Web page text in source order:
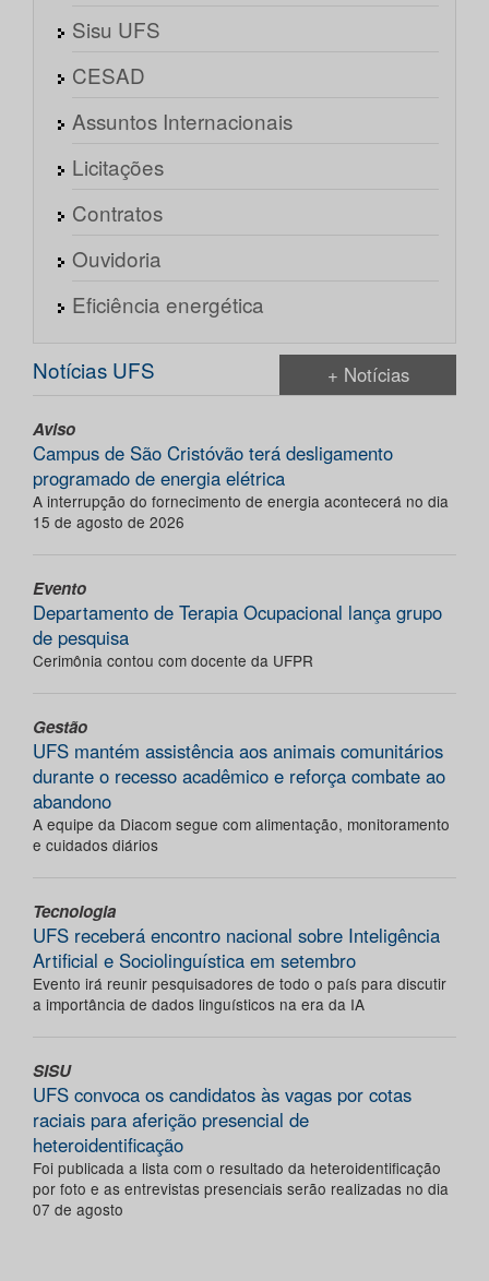
Sisu UFS
CESAD
Assuntos Internacionais
Licitações
Contratos
Ouvidoria
Eficiência energética
Notícias UFS + Notícias
Aviso
Campus de São Cristóvão terá desligamento
programado de energia elétrica
A interrupção do fornecimento de energia acontecerá no dia
15 de agosto de 2026
Evento
Departamento de Terapia Ocupacional lança grupo
de pesquisa
Cerimônia contou com docente da UFPR
Gestão
UFS mantém assistência aos animais comunitários
durante o recesso acadêmico e reforça combate ao
abandono
A equipe da Diacom segue com alimentação, monitoramento
e cuidados diários
Tecnologia
UFS receberá encontro nacional sobre Inteligência
Artificial e Sociolinguística em setembro
Evento irá reunir pesquisadores de todo o país para discutir
a importância de dados linguísticos na era da IA
SISU
UFS convoca os candidatos às vagas por cotas
raciais para aferição presencial de
heteroidentificação
Foi publicada a lista com o resultado da heteroidentificação
por foto e as entrevistas presenciais serão realizadas no dia
07 de agosto